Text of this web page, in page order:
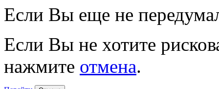
Если Вы еще не
Если Вы не хотите
нажмите отмена.